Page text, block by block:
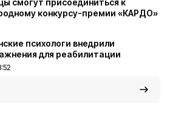
смогут присоединиться к
конкурсу-премии «КАРДО»
психологи внедрили
для реабилитации